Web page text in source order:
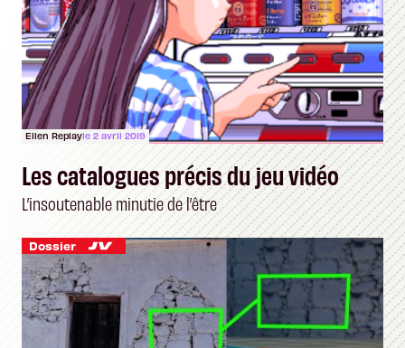
Ellen Replayle 2 avril 2019
Les catalogues précis du jeu vidéo
L’insoutenable minutie de l’être
Dossier